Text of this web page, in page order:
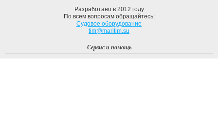
Разработано в 2012 году
По всем вопросам обращайтесь:
Судовое оборудование
tim@maritim.su
Сервис и помощь